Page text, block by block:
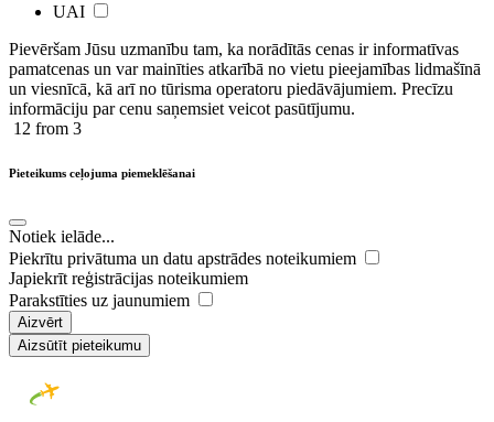
UAI
Pievēršam Jūsu uzmanību tam, ka norādītās cenas ir ​informatīvas ​
pamatcenas un var mainīties atkarībā ​no ​vietu pieejamības lidmašīnā
un viesnīcā, kā arī no tūrisma operatoru piedāvājumiem. Precīzu
informāciju par cenu saņemsiet veicot pasūtījumu.
12 from 3
Pieteikums ceļojuma piemeklēšanai
Notiek ielāde...
Piekrītu privātuma un datu apstrādes noteikumiem
Japiekrīt reģistrācijas noteikumiem
Parakstīties uz jaunumiem
Aizvērt
Aizsūtīt pieteikumu